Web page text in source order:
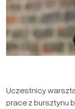
Uczestnicy
prace z bursztynu